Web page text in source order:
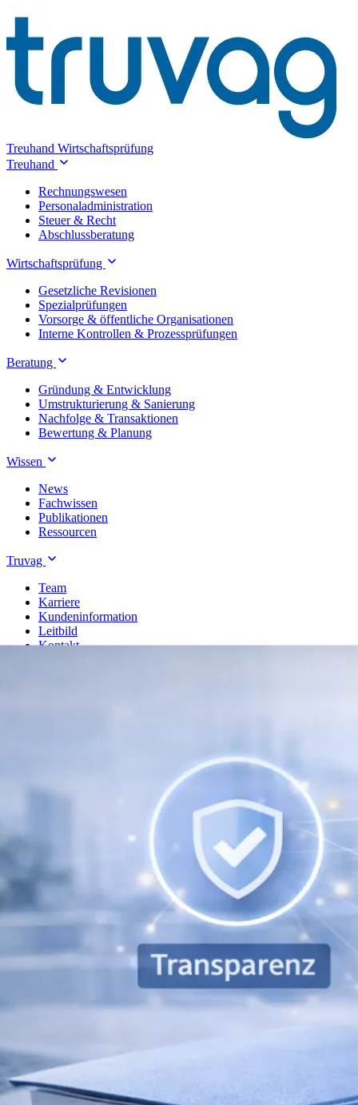
Treuhand Wirtschaftsprüfung
Treuhand
Rechnungswesen
Personaladministration
Steuer & Recht
Abschlussberatung
Wirtschaftsprüfung
Gesetzliche Revisionen
Spezialprüfungen
Vorsorge & öffentliche Organisationen
Interne Kontrollen & Prozessprüfungen
Beratung
Gründung & Entwicklung
Umstrukturierung & Sanierung
Nachfolge & Transaktionen
Bewertung & Planung
Wissen
News
Fachwissen
Publikationen
Ressourcen
Truvag
Team
Karriere
Kundeninformation
Leitbild
Kontakt
Personaladministration
Abschlussberatung
Wirtschaftsprüfung
Gesetzliche Revisionen
Spezialprüfungen
Vorsorge & öffentliche Organisationen
Interne Kontrollen & Prozessprüfungen
Gründung & Entwicklung
Nachfolge & Transaktionen